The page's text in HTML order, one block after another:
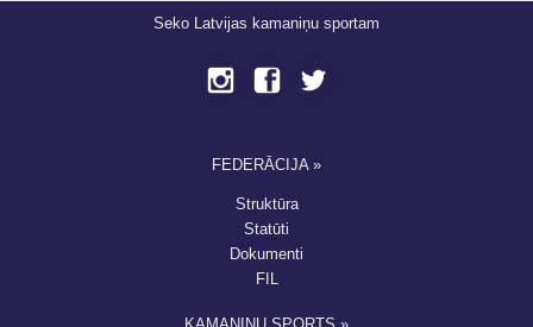
Seko Latvijas kamaniņu sportam
FEDERĀCIJA »
Struktūra
Statūti
Dokumenti
FIL